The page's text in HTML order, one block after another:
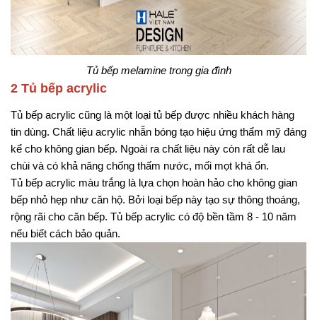
Tủ bếp melamine trong gia đình
2 Tủ bếp acrylic
Tủ bếp acrylic cũng là một loại tủ bếp được nhiều khách hàng
tin dùng. Chất liệu acrylic nhẵn bóng tạo hiệu ứng thẩm mỹ đáng
kể cho không gian bếp. Ngoài ra chất liệu này còn rất dễ lau
chùi và có khả năng chống thấm nước, mối mọt khá ổn.
Tủ bếp acrylic màu trắng là lựa chọn hoàn hảo cho không gian
bếp nhỏ hẹp như căn hộ. Bởi loại bếp này tạo sự thông thoáng,
rộng rãi cho căn bếp. Tủ bếp acrylic có độ bền tầm 8 - 10 năm
nếu biết cách bảo quản.